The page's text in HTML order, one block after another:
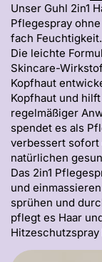
Unser Guhl 2in1
Pflegespray
fach Feuchtigkeit.
Die leichte
Skincare-
Kopfhaut
Kopfhaut und
regelmäßiger
spendet es als
verbessert sofort
natürlichen
Das 2in1
und
sprühen und
pflegt es Haar
Hitzeschutzspray